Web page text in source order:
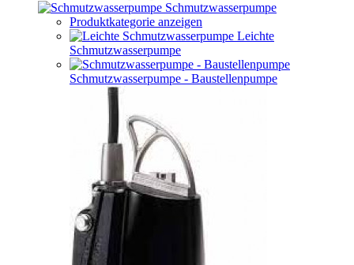
Schmutzwasserpumpe
Produktkategorie anzeigen
Leichte
Schmutzwasserpumpe
Schmutzwasserpumpe - Baustellenpumpe